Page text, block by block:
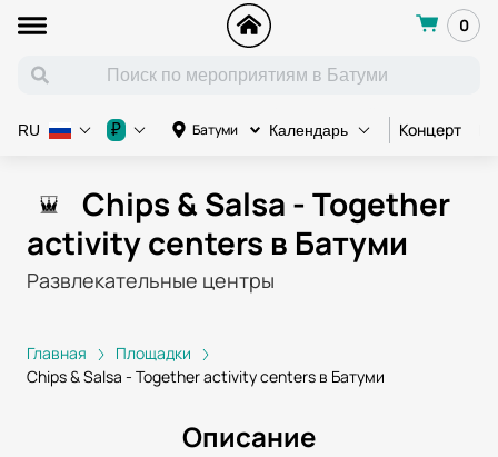
0
Батуми Календарь Концерт
RU ₽
Chips & Salsa - Together
activity centers в Батуми
Развлекательные центры
Главная
Площадки
Chips & Salsa - Together activity centers в Батуми
Описание